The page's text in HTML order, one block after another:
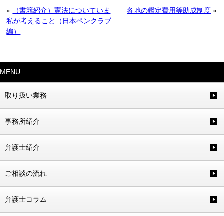
«
（書籍紹介）憲法についていま
私が考えること（日本ペンクラブ
編）
各地の鑑定費用等助成制度 »
MENU
取り扱い業務
事務所紹介
弁護士紹介
ご相談の流れ
弁護士コラム